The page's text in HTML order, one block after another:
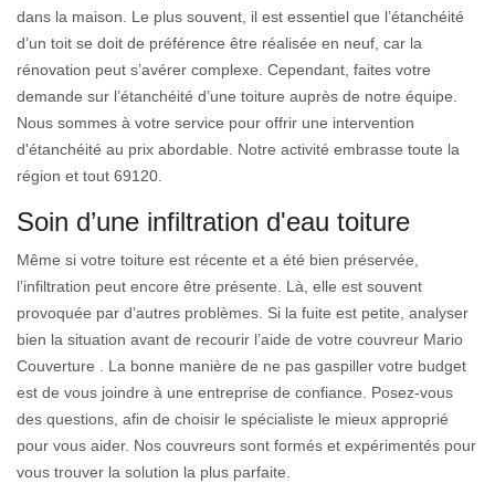
dans la maison. Le plus souvent, il est essentiel que l’étanchéité
d’un toit se doit de préférence être réalisée en neuf, car la
rénovation peut s’avérer complexe. Cependant, faites votre
demande sur l’étanchéité d’une toiture auprès de notre équipe.
Nous sommes à votre service pour offrir une intervention
d'étanchéité au prix abordable. Notre activité embrasse toute la
région et tout 69120.
Soin d’une infiltration d'eau toiture
Même si votre toiture est récente et a été bien préservée,
l’infiltration peut encore être présente. Là, elle est souvent
provoquée par d’autres problèmes. Si la fuite est petite, analyser
bien la situation avant de recourir l’aide de votre couvreur Mario
Couverture . La bonne manière de ne pas gaspiller votre budget
est de vous joindre à une entreprise de confiance. Posez-vous
des questions, afin de choisir le spécialiste le mieux approprié
pour vous aider. Nos couvreurs sont formés et expérimentés pour
vous trouver la solution la plus parfaite.